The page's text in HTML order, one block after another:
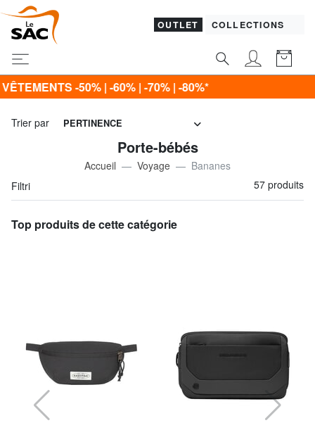
OUTLET COLLECTIONS
-70% | -80%*
Trier par PERTINENCE
Porte-bébés
Accueil Voyage
Bananes
Filtri
57 produits
Top produits de cette catégorie